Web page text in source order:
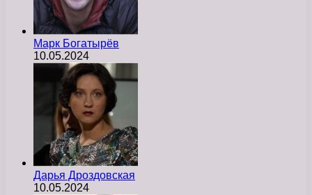
Марк Богатырёв
10.05.2024
Дарья Дроздовская
10.05.2024